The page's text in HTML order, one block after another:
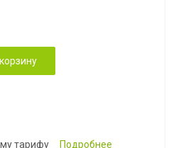
тарифу Подробнее